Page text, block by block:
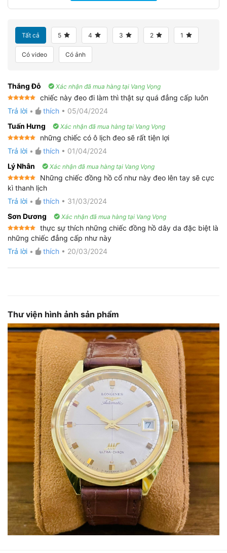
Tất cả 5 4 3 2 1
Có video Có ảnh
Thắng Đỗ Xác nhận đã mua hàng tại Vang Vọng
hạng55
chiếc này đeo đi làm thì thật sự quá đẳng cấp luôn
Trả lời • thích • 05/04/2024
Tuấn Hưng
Xác nhận đã mua hàng tại Vang Vọng
hạng55
những chiếc có ô lịch đeo sẽ rất tiện lợi
Trả lời • thích • 01/04/2024
Lý Nhân
Xác nhận đã mua hàng tại Vang Vọng
Được xếp
hạng55
sao
Những chiếc đồng hồ cổ như này đeo lên tay sẽ cực
kì thanh lịch
Trả lời • thích • 31/03/2024
Sơn Dương
Xác nhận đã mua hàng tại Vang Vọng
Được xếp
hạng 55
sao
thực sự thích những chiếc đồng hồ dây da đặc biệt là
những chiếc đẳng cấp như này
Trả lời • thích • 20/03/2024
Thư viện hình ảnh sản phẩm